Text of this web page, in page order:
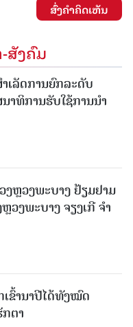
ສົ່ງຄໍາຄິດເຫັນ
ສັງຄົມ
ເລັດການຍົກລະດັບ
າທິການຮັບໃຊ້ການນໍາ
ງຫຼວງພະບາງ ຢ້ຽມ​ຢາມ
ວງພະບາງ ຈຽງເກີ ຈໍາ
ຂົ້ານາປີໄດ້ທັງໝົດ
ຕາ